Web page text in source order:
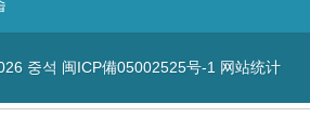
중석 闽ICP備05002525号-1 网站统计